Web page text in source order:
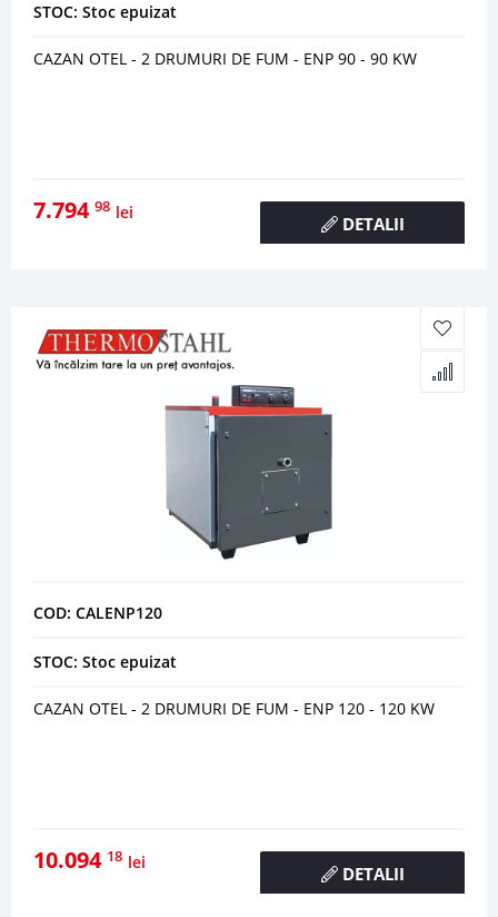
STOC: Stoc epuizat
CAZAN OTEL - 2 DRUMURI DE FUM - ENP 90 - 90 KW
7.794 98 lei
DETALII
COD: CALENP120
STOC: Stoc epuizat
CAZAN OTEL - 2 DRUMURI DE FUM - ENP 120 - 120 KW
10.094 18 lei
DETALII